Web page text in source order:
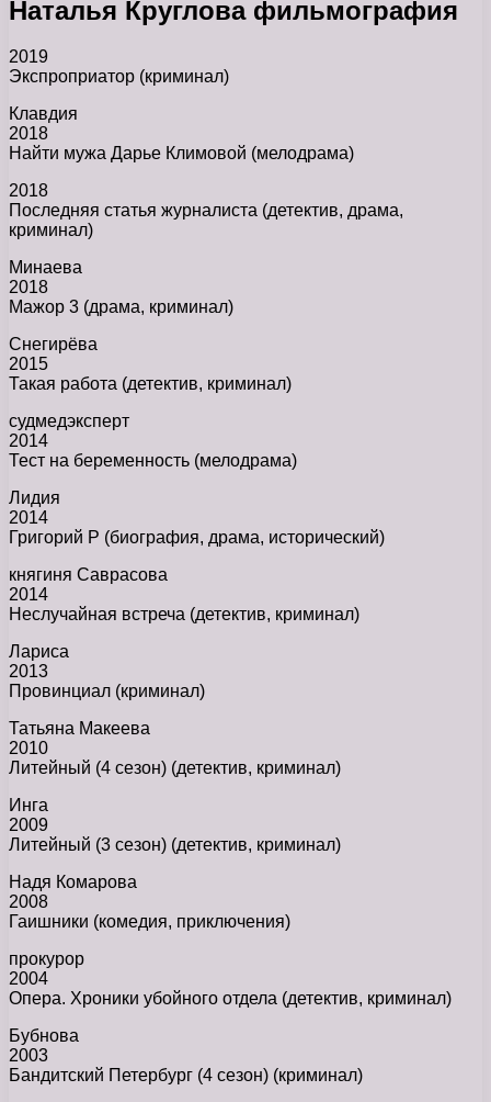
Наталья Круглова фильмография
2019
Экспроприатор (криминал)
Клавдия
2018
Найти мужа Дарье Климовой (мелодрама)
2018
Последняя статья журналиста (детектив, драма,
криминал)
Минаева
2018
Мажор 3 (драма, криминал)
Снегирёва
2015
Такая работа (детектив, криминал)
судмедэксперт
2014
Тест на беременность (мелодрама)
Лидия
2014
Григорий Р (биография, драма, исторический)
княгиня Саврасова
2014
Неслучайная встреча (детектив, криминал)
Лариса
2013
Провинциал (криминал)
Татьяна Макеева
2010
Литейный (4 сезон) (детектив, криминал)
Инга
2009
Литейный (3 сезон) (детектив, криминал)
Надя Комарова
2008
Гаишники (комедия, приключения)
прокурор
2004
Опера. Хроники убойного отдела (детектив, криминал)
Бубнова
2003
Бандитский Петербург (4 сезон) (криминал)